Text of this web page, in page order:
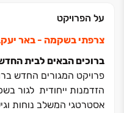
על הפרויקט
צרפתי בשקמה - באר
ברוכים הבאים לבית
פרויקט המגורים החדש
הזדמנות ייחודית לגור
אסטרטגי המשלב נוחות